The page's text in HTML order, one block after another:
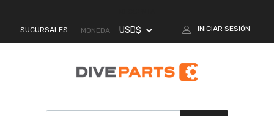
SUCURSALES MONEDA INICIAR SESIÓN